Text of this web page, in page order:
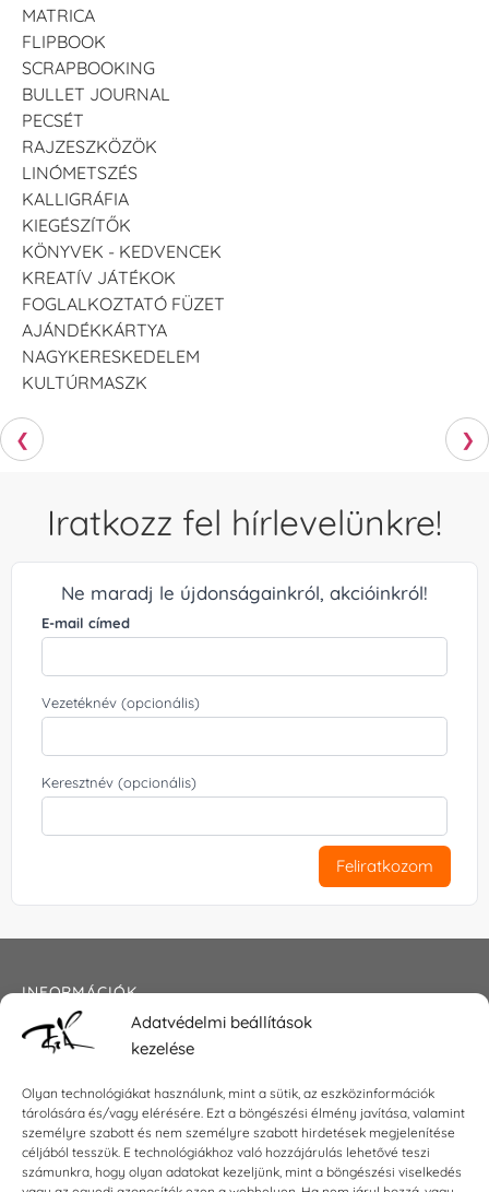
Adatvédelmi beállítások
kezelése
Olyan technológiákat használunk, mint a sütik, az eszközinformációk
tárolására és/vagy elérésére. Ezt a böngészési élmény javítása, valamint
személyre szabott és nem személyre szabott hirdetések megjelenítése
céljából tesszük. E technológiákhoz való hozzájárulás lehetővé teszi
számunkra, hogy olyan adatokat kezeljünk, mint a böngészési viselkedés
MATRICA
FLIPBOOK
SCRAPBOOKING
BULLET JOURNAL
PECSÉT
RAJZESZKÖZÖK
LINÓMETSZÉS
KALLIGRÁFIA
KIEGÉSZÍTŐK
KÖNYVEK - KEDVENCEK
KREATÍV JÁTÉKOK
FOGLALKOZTATÓ FÜZET
AJÁNDÉKKÁRTYA
NAGYKERESKEDELEM
KULTÚRMASZK
❮ ❯
Iratkozz fel hírlevelünkre!
Ne maradj le újdonságainkról, akcióinkról!
E-mail címed
Vezetéknév (opcionális)
Keresztnév (opcionális)
Feliratkozom
INFORMÁCIÓK
Általános szerződési feltételek
Impresszum
KAPCSOLAT